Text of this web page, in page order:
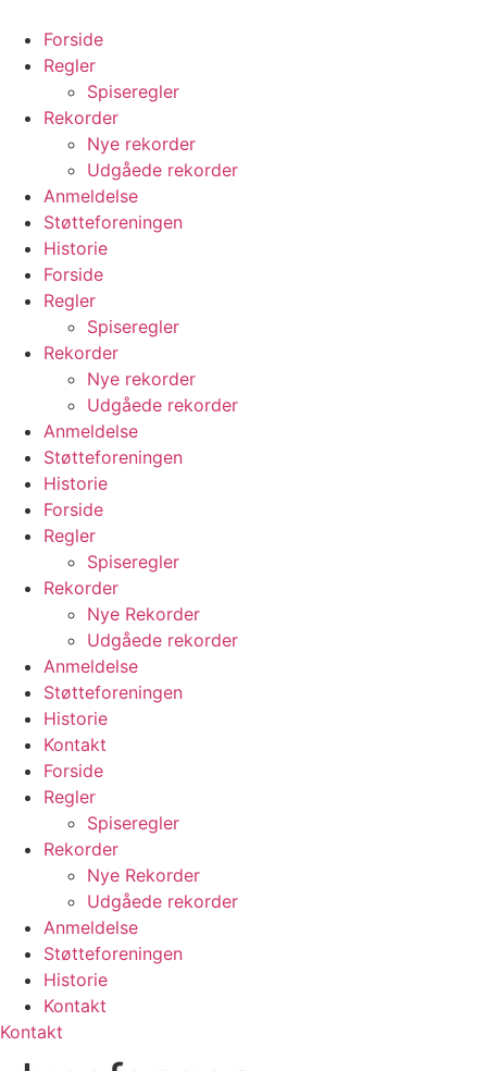
indhold
Forside
Regler
Spiseregler
Rekorder
Nye rekorder
Udgåede rekorder
Anmeldelse
Støtteforeningen
Historie
Forside
Regler
Spiseregler
Rekorder
Nye rekorder
Udgåede rekorder
Anmeldelse
Støtteforeningen
Historie
Forside
Regler
Spiseregler
Rekorder
Nye Rekorder
Udgåede rekorder
Anmeldelse
Støtteforeningen
Historie
Kontakt
Forside
Regler
Spiseregler
Rekorder
Nye Rekorder
Udgåede rekorder
Anmeldelse
Støtteforeningen
Historie
Kontakt
Kontakt